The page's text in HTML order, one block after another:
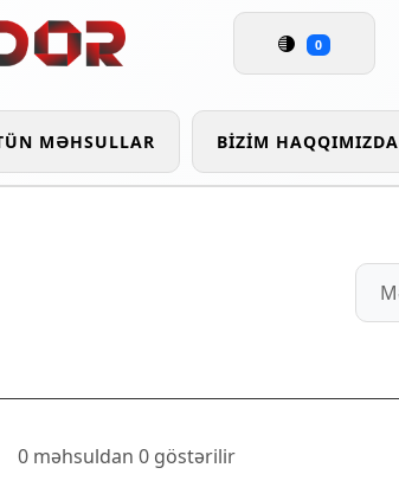
0
MƏHSULLAR BIZIM HAQQIMIZDA
0 məhsuldan 0 göstərilir